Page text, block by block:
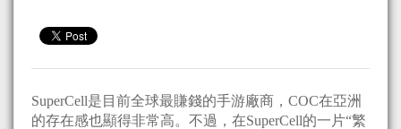
SuperCell是目前全球最賺錢的手游廠商，COC在亞洲
的存在感也顯得非常高。不過，在SuperCell的一片“繁